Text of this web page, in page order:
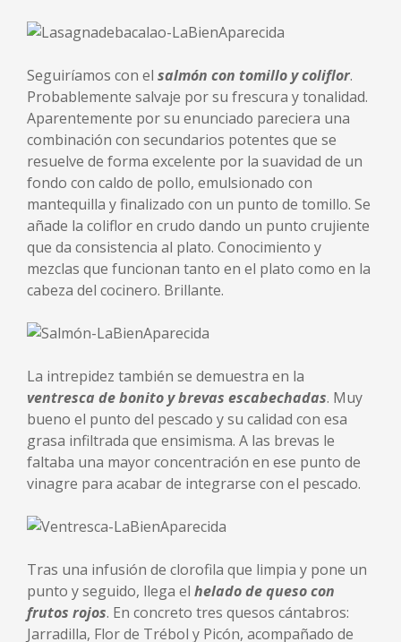
Seguiríamos con el salmón con tomillo y coliflor.
Probablemente salvaje por su frescura y tonalidad.
Aparentemente por su enunciado pareciera una
combinación con secundarios potentes que se
resuelve de forma excelente por la suavidad de un
fondo con caldo de pollo, emulsionado con
mantequilla y finalizado con un punto de tomillo. Se
añade la coliflor en crudo dando un punto crujiente
que da consistencia al plato. Conocimiento y
mezclas que funcionan tanto en el plato como en la
cabeza del cocinero. Brillante.
La intrepidez también se demuestra en la
ventresca de bonito y brevas escabechadas. Muy
bueno el punto del pescado y su calidad con esa
grasa infiltrada que ensimisma. A las brevas le
faltaba una mayor concentración en ese punto de
vinagre para acabar de integrarse con el pescado.
Tras una infusión de clorofila que limpia y pone un
punto y seguido, llega el helado de queso con
frutos rojos. En concreto tres quesos cántabros:
Jarradilla, Flor de Trébol y Picón, acompañado de